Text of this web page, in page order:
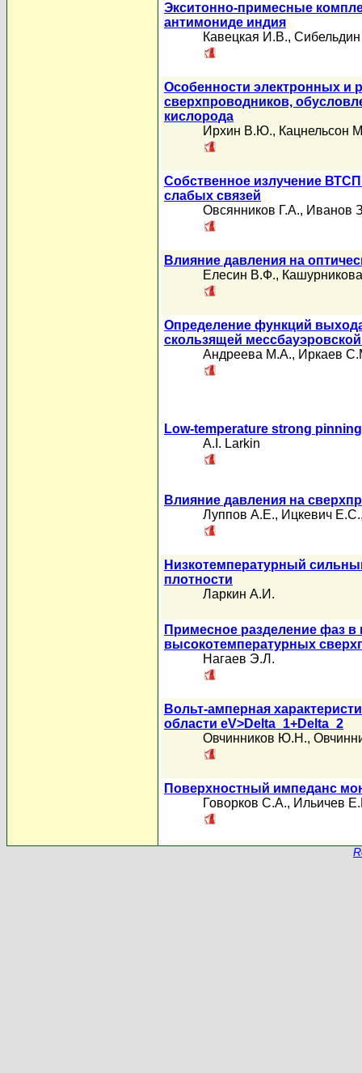
Экситонно-примесные
антимониде индия
Кавецкая И.В.,
Особенности электронных и
сверхпроводников,
кислорода
Ирхин В.Ю., Кацнельсон
Собственное излучение
слабых связей
Овсянников Г.А., Иванов
Влияние давления на
Елесин В.Ф.,
Определение функций
скользящей
Андреева М.А., Иркаев
Low-temperature strong
A.I. Larkin
Влияние давления на
Луппов А.Е., Ицкевич Е.С.
Низкотемпературный
плотности
Ларкин А.И.
Примесное разделение фаз
высокотемпературных
Нагаев Э.Л.
Вольт-амперная
области eV>Delta_1+Delta_2
Овчинников Ю.Н.,
Поверхностный импеданс
Говорков С.А., Ильичев